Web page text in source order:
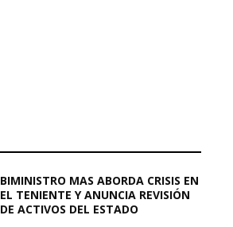
BIMINISTRO MAS ABORDA CRISIS EN
EL TENIENTE Y ANUNCIA REVISIÓN
DE ACTIVOS DEL ESTADO